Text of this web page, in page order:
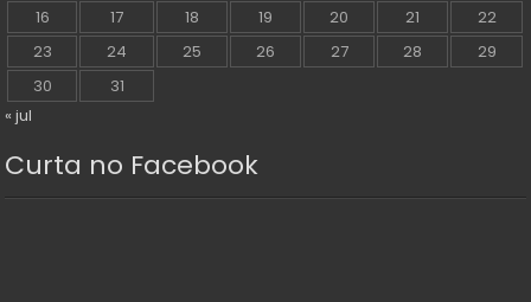
16
17 18 19 20 21
22
23
24 25 26 27 28
29
30
31
« jul
Curta no Facebook